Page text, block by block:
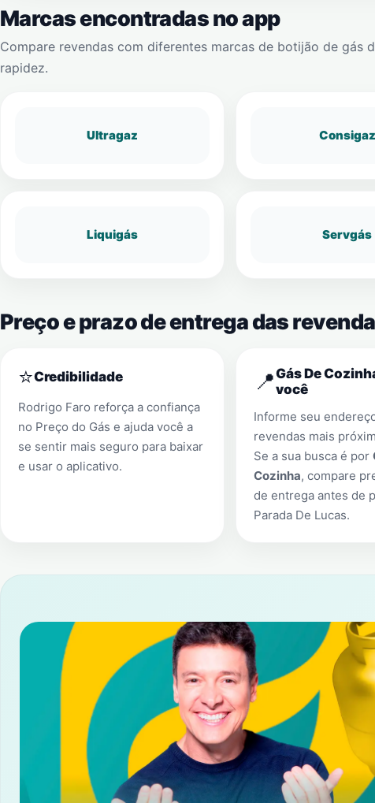
Marcas encontradas no app
Compare revendas com diferentes marcas de botijão de gás
rapidez.
Ultragaz Consigaz
Liquigás Servgás
Preço e prazo de entrega das
⭐Credibilidade
Rodrigo Faro reforça a confiança
no Preço do Gás e ajuda você a
se sentir mais seguro para baixar
e usar o aplicativo.
📍Gás De
você
Informe seu
revendas mais
Se a sua busca é por
Cozinha, compare
de entrega antes de
Parada De Lucas.